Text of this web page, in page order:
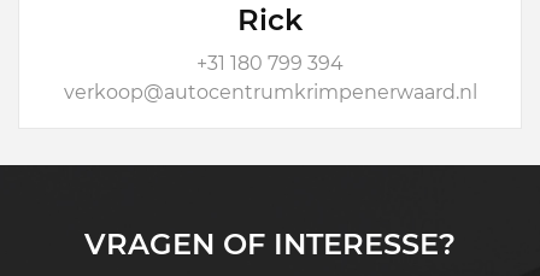
Rick
+31 180 799 394
verkoop@autocentrumkrimpenerwaard.nl
VRAGEN OF INTERESSE?